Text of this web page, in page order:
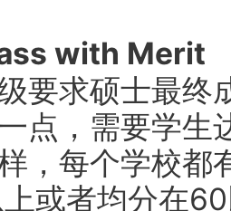
with Merit
要求硕士最
点，需要学
，每个学校都
或者均分在